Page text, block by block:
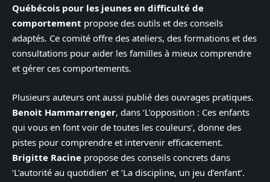
Québécois pour les jeunes en difficulté de
comportement propose des outils et des conseils
adaptés. Ce comité offre des ateliers, des formations et des
consultations pour aider les familles à mieux comprendre
et gérer ces comportements.
Plusieurs auteurs ont aussi publié des ouvrages pratiques.
Benoit Hammarrenger, dans ‘L’opposition : Ces enfants
qui vous en font voir de toutes les couleurs’, donne des
pistes pour comprendre et intervenir efficacement.
Brigitte Racine propose des conseils concrets dans
‘L’autorité au quotidien’ et ‘La discipline, un jeu d’enfant’.